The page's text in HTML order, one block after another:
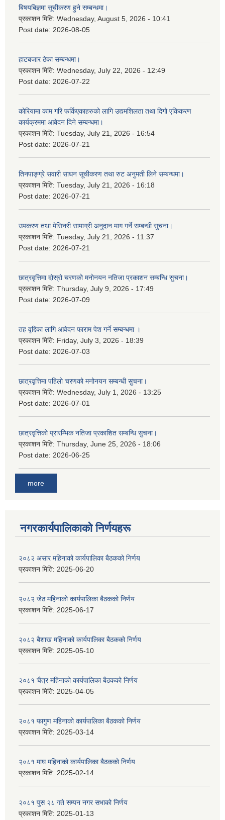
बिषयबिज्ञमा सूचीकरण हुने सम्बन्धमा।
प्रकाशन मिति: Wednesday, August 5, 2026 - 10:41
Post date: 2026-08-05
हाटबजार ठेका सम्बन्धमा।
प्रकाशन मिति: Wednesday, July 22, 2026 - 12:49
Post date: 2026-07-22
कोरियामा काम गरि फर्किएकाहरुको लागि उद्यमशिलता तथा दिगो एकिकरण
कार्यक्रममा आबेदन दिने सम्बन्धमा।
प्रकाशन मिति: Tuesday, July 21, 2026 - 16:54
Post date: 2026-07-21
तिनपाङ्ग्रे सवारी साधन सूचीकरण तथा रुट अनुमती लिने सम्बन्धमा।
प्रकाशन मिति: Tuesday, July 21, 2026 - 16:18
Post date: 2026-07-21
उपकरण तथा मेसिनरी सामाग्री अनुदान माग गर्ने सम्बन्धी सुचना।
प्रकाशन मिति: Tuesday, July 21, 2026 - 11:37
Post date: 2026-07-21
छात्रवृत्तिमा दोस्रो चरणको मनोनयन नतिजा प्रकाशन सम्बन्धि सुचना।
प्रकाशन मिति: Thursday, July 9, 2026 - 17:49
Post date: 2026-07-09
तह वृद्दिका लागि आवेदन फाराम पेश गर्ने सम्बन्धमा ।
प्रकाशन मिति: Friday, July 3, 2026 - 18:39
Post date: 2026-07-03
छात्रवृत्तिमा पहिलो चरणको मनोनयन सम्बन्धी सुचना।
प्रकाशन मिति: Wednesday, July 1, 2026 - 13:25
Post date: 2026-07-01
छात्रवृत्तिको प्रारम्भिक नतिजा प्रकाशित सम्बन्धि सुचना।
प्रकाशन मिति: Thursday, June 25, 2026 - 18:06
Post date: 2026-06-25
more
नगरकार्यपालिकाकाे निर्णयहरू
२०८२ असार महिनाको कार्यपालिका बैठकको निर्णय
प्रकाशन मिति: 2025-06-20
२०८२ जेठ महिनाको कार्यपालिका बैठकको निर्णय
प्रकाशन मिति: 2025-06-17
२०८२ बैशाख महिनाको कार्यपालिका बैठकको निर्णय
प्रकाशन मिति: 2025-05-10
२०८१ चैत्र महिनाको कार्यपालिका बैठकको निर्णय
प्रकाशन मिति: 2025-04-05
२०८१ फागुण महिनाको कार्यपालिका बैठकको निर्णय
प्रकाशन मिति: 2025-03-14
२०८१ माघ महिनाको कार्यपालिका बैठकको निर्णय
प्रकाशन मिति: 2025-02-14
२०८१ पुस २८ गते सम्प‍न नगर सभाको निर्णय
प्रकाशन मिति: 2025-01-13